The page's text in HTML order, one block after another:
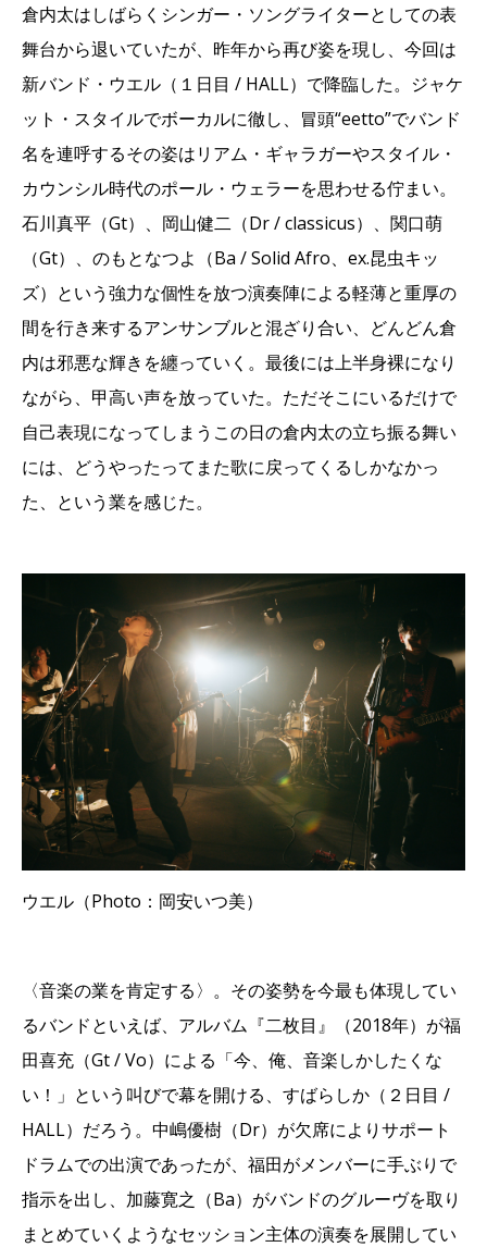
倉内太はしばらくシンガー・ソングライターとしての表
舞台から退いていたが、昨年から再び姿を現し、今回は
新バンド・ウエル（１日目 / HALL）で降臨した。ジャケ
ット・スタイルでボーカルに徹し、冒頭“eetto”でバンド
名を連呼するその姿はリアム・ギャラガーやスタイル・
カウンシル時代のポール・ウェラーを思わせる佇まい。
石川真平（Gt）、岡山健二（Dr / classicus）、関口萌
（Gt）、のもとなつよ（Ba / Solid Afro、ex.昆虫キッ
ズ）という強力な個性を放つ演奏陣による軽薄と重厚の
間を行き来するアンサンブルと混ざり合い、どんどん倉
内は邪悪な輝きを纏っていく。最後には上半身裸になり
ながら、甲高い声を放っていた。ただそこにいるだけで
自己表現になってしまうこの日の倉内太の立ち振る舞い
には、どうやったってまた歌に戻ってくるしかなかっ
た、という業を感じた。
ウエル（Photo：岡安いつ美）
〈音楽の業を肯定する〉。その姿勢を今最も体現してい
るバンドといえば、アルバム『二枚目』（2018年）が福
田喜充（Gt / Vo）による「今、俺、音楽しかしたくな
い！」という叫びで幕を開ける、すばらしか（２日目 /
HALL）だろう。中嶋優樹（Dr）が欠席によりサポート
ドラムでの出演であったが、福田がメンバーに手ぶりで
指示を出し、加藤寛之（Ba）がバンドのグルーヴを取り
まとめていくようなセッション主体の演奏を展開してい